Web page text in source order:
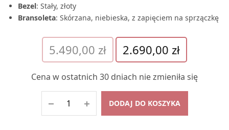
Bezel: Stały, złoty
Bransoleta: Skórzana, niebieska, z zapięciem na sprzączkę
5.490,00 zł
cena
2.690,00zł
2.690,00 zł.
Cena w ostatnich 30 dniach nie zmieniła się
DODAJ DO KOSZYKA